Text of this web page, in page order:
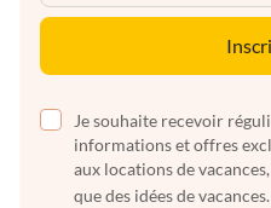
Je souhaite recevoir
informations et offres
aux locations de
que des idées de vacances.